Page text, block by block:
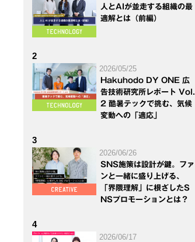
人とAIが並走する組織の最
適解とは（前編）
2
2026/05/25
Hakuhodo DY ONE 広
告技術研究所レポート Vol.
2 酷暑テックで挑む、気候
変動への「適応」
3
2026/06/26
SNS施策は設計が鍵。ファ
ンと一緒に盛り上げる、
「界隈理解」に根ざしたS
NSプロモーションとは？
4
2026/06/17